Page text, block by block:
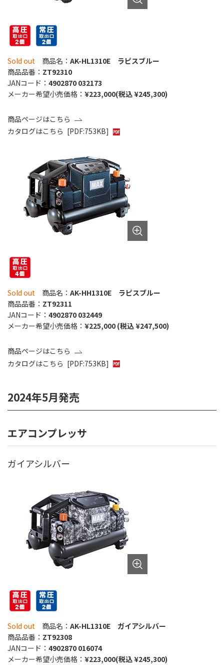
Sold out 商品名： AK-HL1310E ラピスブルー
商品品番： ZT92310
JANコード： 4902870 032173
メーカー希望小売価格： ¥223,000(税込 ¥245,300)
商品ページはこちら
カタログはこちら [PDF:753KB]
Sold out 商品名： AK-HH1310E ラピスブルー
商品品番： ZT92311
JANコード： 4902870 032449
メーカー希望小売価格： ¥225,000 (税込 ¥247,500)
商品ページはこちら
カタログはこちら [PDF:753KB]
2024年5月発売
エアコンプレッサ
ガイアシルバー
Sold out 商品名： AK-HL1310E ガイアシルバー
商品品番： ZT92308
JANコード： 4902870 016074
メーカー希望小売価格： ¥223,000(税込 ¥245,300)